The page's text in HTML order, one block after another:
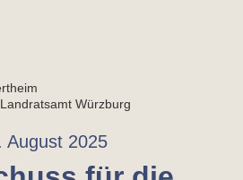
Würzburg
August 2025